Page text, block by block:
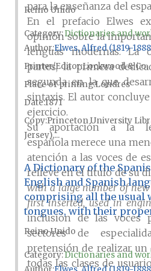
para la enseñanza del
En el prefacio Elwes
opinión sobre la
lenguas modernas. La
partes, la primera
segunda en la que
sintaxis. El autor
ejercicio.
Su aportación a la
española merece una
atención a las voces de
relieve en el título de su
with a large number of
first inserted, used in
inclusión de las voces
sectores de
pretensión de realizar
todas las clases de
Reino Unido
Category:Dictionaries and
AuthorElwes, Alfred (1819-
Printer/EditorLockwood & Co.
Place of printingLondres
Date1871
CopyPrinceton University
Jersey),...
A Dictionary of the
English and Spanish
comprising all the usual
tongues, with their
Reino Unido
Category:Dictionaries and